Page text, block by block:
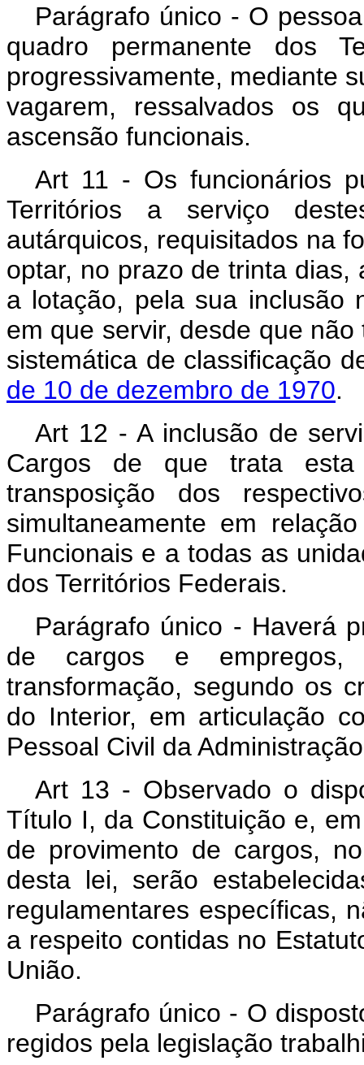
Parágrafo único - O
quadro permanente dos
progressivamente, mediante
vagarem, ressalvados os
ascensão funcionais.
Art 11 - Os funcionários
Territórios a serviço
autárquicos, requisitados na
optar, no prazo de trinta
a lotação, pela sua inclusão
em que servir, desde que
sistemática de classificação
de 10 de dezembro de 1970.
Art 12 - A inclusão de
Cargos de que trata esta
transposição dos
simultaneamente em
Funcionais e a todas as
dos Territórios Federais.
Parágrafo único - Haverá
de cargos e empregos,
transformação, segundo os
do Interior, em articulação
Pessoal Civil da
Art 13 - Observado o
Título I, da Constituição e,
de provimento de cargos,
desta lei, serão
regulamentares específicas,
a respeito contidas no
União.
Parágrafo único - O
regidos pela legislação